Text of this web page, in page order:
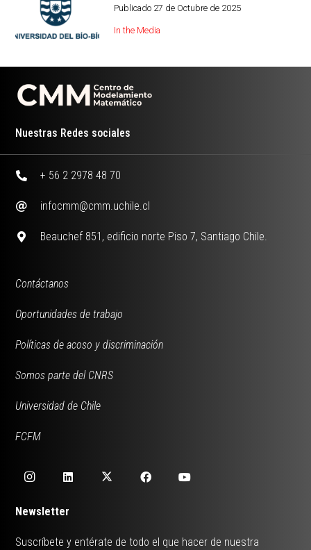
Publicado 27 de Octubre de 2025
In the Media
Nuestras Redes sociales
+ 56 2 2978 48 70
infocmm@cmm.uchile.cl
Beauchef 851, edificio norte Piso 7, Santiago Chile.
Contáctanos
Oportunidades de trabajo
Políticas de acoso y discriminación
Somos parte del CNRS
Universidad de Chile
FCFM
Newsletter
Suscríbete y entérate de todo el que hacer de nuestra